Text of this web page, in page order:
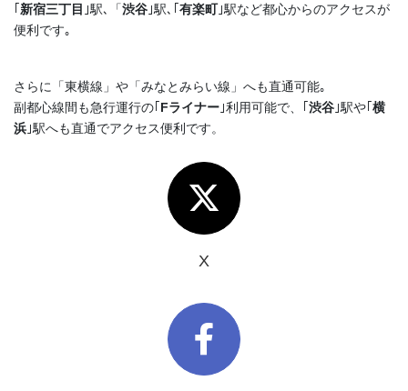
新宿三丁目 ｣駅､「渋谷 ｣駅､｢ 有楽町｣駅など都心からのアクセスが
便利です｡
さらに「東横線」や「みなとみらい線」へも直通可能｡
副都心線間も急行運行の｢ Fライナー ｣利用可能で、｢ 渋谷 ｣駅や｢ 横
浜 ｣駅へも直通でアクセス便利です。
X